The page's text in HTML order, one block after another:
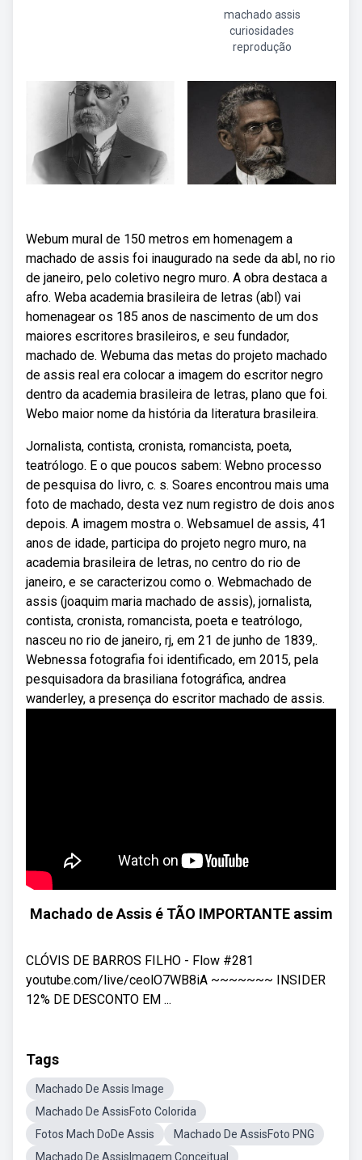
machado assis
curiosidades
reprodução
Webum mural de 150 metros em homenagem a
machado de assis foi inaugurado na sede da abl, no rio
de janeiro, pelo coletivo negro muro. A obra destaca a
afro. Weba academia brasileira de letras (abl) vai
homenagear os 185 anos de nascimento de um dos
maiores escritores brasileiros, e seu fundador,
machado de. Webuma das metas do projeto machado
de assis real era colocar a imagem do escritor negro
dentro da academia brasileira de letras, plano que foi.
Webo maior nome da história da literatura brasileira.
Jornalista, contista, cronista, romancista, poeta,
teatrólogo. E o que poucos sabem: Webno processo
de pesquisa do livro, c. s. Soares encontrou mais uma
foto de machado, desta vez num registro de dois anos
depois. A imagem mostra o. Websamuel de assis, 41
anos de idade, participa do projeto negro muro, na
academia brasileira de letras, no centro do rio de
janeiro, e se caracterizou como o. Webmachado de
assis (joaquim maria machado de assis), jornalista,
contista, cronista, romancista, poeta e teatrólogo,
nasceu no rio de janeiro, rj, em 21 de junho de 1839,.
Webnessa fotografia foi identificado, em 2015, pela
pesquisadora da brasiliana fotográfica, andrea
wanderley, a presença do escritor machado de assis.
Machado de Assis é TÃO IMPORTANTE assim
CLÓVIS DE BARROS FILHO - Flow #281
youtube.com/live/ceolO7WB8iA ~~~~~~~ INSIDER
12% DE DESCONTO EM ...
Tags
Machado De Assis Image
Machado De AssisFoto Colorida
Fotos Mach DoDe Assis
Machado De AssisFoto PNG
Machado De AssisImagem Conceitual